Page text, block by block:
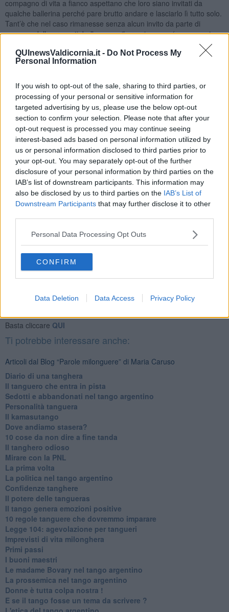
QUInewsValdicornia.it - Do Not Process My
Personal Information
If you wish to opt-out of the sale, sharing to third parties, or
processing of your personal or sensitive information for
targeted advertising by us, please use the below opt-out
section to confirm your selection. Please note that after your
opt-out request is processed you may continue seeing
interest-based ads based on personal information utilized by
us or personal information disclosed to third parties prior to
your opt-out. You may separately opt-out of the further
disclosure of your personal information by third parties on the
IAB’s list of downstream participants. This information may
also be disclosed by us to third parties on the IAB’s List of
Downstream Participants that may further disclose it to other
Personal Data Processing Opt Outs
CONFIRM
Data Deletion Data Access Privacy Policy
compagno di vita a fianco aspettano che loro siano invitati da
qualche ballerina perché pare brutto andare e lasciarlo lì tutto solo.
Tant’è che nel caso rimanesse senza alcun invito da parte di
nessuna delle presenti, ballano con il proprio uomo (con un certo
disappunto, secondo me). Alcune prese dall’emozione e dalla
timidezza non invitano alcun maschio mentre altre non hanno
occhio nello scegliere e magari pescano il principiante più assoluto
commesso per l’intera durata della tanda.
Ahimè nella vita, la scelta, quale libero atto di volontà tra tante
disponibilità, si manifesta preferendo una piuttosto che un’altra,
ritenendola la migliore, la più adatta, la più conveniente in
conformità a criteri personali di giudizio o dietro la spinta d’impulsi
momentanei, non sempre è vincente con il senno di poi,
rimandandoci alla riflessione: non è chi ho scelto per ballare ma
con chi non ballerò o non avrò più la possibilità di ballare.
Dame, fate attenzione pertanto, durante le Tande Rosa a non
sprecare occasioni; non fate scelte superficiali giustificando il vostro
comportamento perché sono poche le milonghe con Tande Rosa
perché, ricordate, è sempre meglio poche tande ma buone.
Maria Caruso
Newsletter QUInews - ToscanaMedia.Arriva gratis tutti i giorni
Basta cliccare QUI
Ti potrebbe interessare anche:
Articoli dal Blog “Parole milonguere” di Maria Caruso
Diario di una tanghera
Il tanguero che entra in pista
Sedotti e abbandonati nel tango argentino
Personalità tanguera
Il kamasutango
Dove andiamo stasera?
10 cose da non dire a fine tanda
Il tanghero odioso
Mirare con la PNL
La prima volta
La politica nel tango argentino
Confidenze tanghere
Il potere delle tangueras
Il tango genera emozioni positive
10 regole tanguere che dovremmo imparare
Legge 104: agevolazione per tangueri
Imprevisti di vita milonghera
Primi passi
I buoni maestri
Le madame Bovary nel tango argentino
La prossemica nel tango argentino
Donne è tutta colpa nostra !
E se il tango fosse un tema da scrivere ?